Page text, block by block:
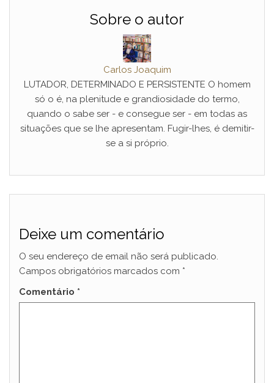
Sobre o autor
Carlos Joaquim
LUTADOR, DETERMINADO E PERSISTENTE O homem
só o é, na plenitude e grandiosidade do termo,
quando o sabe ser - e consegue ser - em todas as
situações que se lhe apresentam. Fugir-lhes, é demitir-
se a si próprio.
Deixe um comentário
O seu endereço de email não será publicado.
Campos obrigatórios marcados com *
Comentário *